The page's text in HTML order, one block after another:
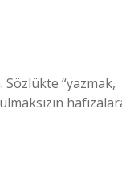
“yazmak,